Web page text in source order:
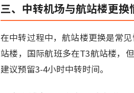
三、中转机场与航站楼更换
在中转过程中，航站楼更换是常
站楼，国际航班多在T3航站楼，
建议预留3-4小时中转时间。